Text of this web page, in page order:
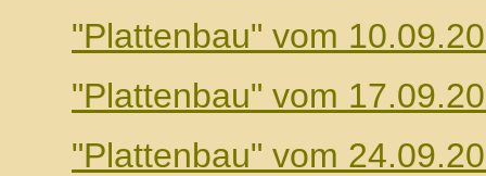
"Plattenbau" vom
"Plattenbau" vom
"Plattenbau" vom